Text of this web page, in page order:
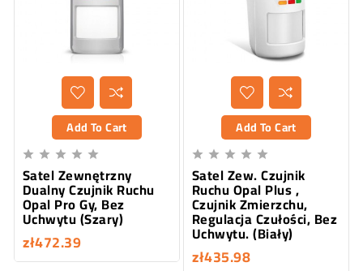
Add To Cart
    
Satel Zewnętrzny
Dualny Czujnik Ruchu
Opal Pro Gy, Bez
Uchwytu (Szary)
zł472.39
Add To Cart
    
Satel Zew. Czujnik
Ruchu Opal Plus ,
Czujnik Zmierzchu,
Regulacja Czułości, Bez
Uchwytu. (Biały)
zł435.98